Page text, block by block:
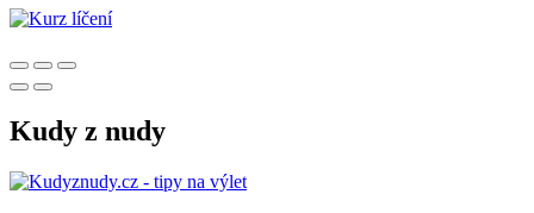
Kudy z nudy